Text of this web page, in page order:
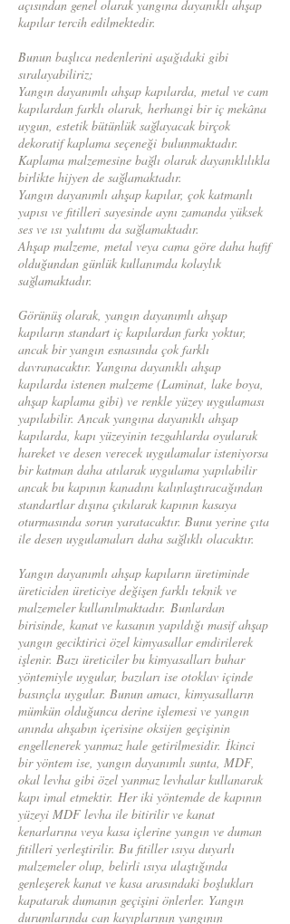
açısından genel olarak yangına dayanıklı ahşap
kapılar tercih edilmektedir.
Bunun başlıca nedenlerini aşağıdaki gibi
sıralayabiliriz;
Yangın dayanımlı ahşap kapılarda, metal ve cam
kapılardan farklı olarak, herhangi bir iç mekâna
uygun, estetik bütünlük sağlayacak birçok
dekoratif kaplama seçeneği bulunmaktadır.
Kaplama malzemesine bağlı olarak dayanıklılıkla
birlikte hijyen de sağlamaktadır.
Yangın dayanımlı ahşap kapılar, çok katmanlı
yapısı ve fitilleri sayesinde aynı zamanda yüksek
ses ve ısı yalıtımı da sağlamaktadır.
Ahşap malzeme, metal veya cama göre daha hafif
olduğundan günlük kullanımda kolaylık
sağlamaktadır.
Görünüş olarak, yangın dayanımlı ahşap
kapıların standart iç kapılardan farkı yoktur,
ancak bir yangın esnasında çok farklı
davranacaktır. Yangına dayanıklı ahşap
kapılarda istenen malzeme (Laminat, lake boya,
ahşap kaplama gibi) ve renkle yüzey uygulaması
yapılabilir. Ancak yangına dayanıklı ahşap
kapılarda, kapı yüzeyinin tezgahlarda oyularak
hareket ve desen verecek uygulamalar isteniyorsa
bir katman daha atılarak uygulama yapılabilir
ancak bu kapının kanadını kalınlaştıracağından
standartlar dışına çıkılarak kapının kasaya
oturmasında sorun yaratacaktır. Bunu yerine çıta
ile desen uygulamaları daha sağlıklı olacaktır.
Yangın dayanımlı ahşap kapıların üretiminde
üreticiden üreticiye değişen farklı teknik ve
malzemeler kullanılmaktadır. Bunlardan
birisinde, kanat ve kasanın yapıldığı masif ahşap
yangın geciktirici özel kimyasallar emdirilerek
işlenir. Bazı üreticiler bu kimyasalları buhar
yöntemiyle uygular, bazıları ise otoklav içinde
basınçla uygular. Bunun amacı, kimyasalların
mümkün olduğunca derine işlemesi ve yangın
anında ahşabın içerisine oksijen geçişinin
engellenerek yanmaz hale getirilmesidir. İkinci
bir yöntem ise, yangın dayanımlı sunta, MDF,
okal levha gibi özel yanmaz levhalar kullanarak
kapı imal etmektir. Her iki yöntemde de kapının
yüzeyi MDF levha ile bitirilir ve kanat
kenarlarına veya kasa içlerine yangın ve duman
fitilleri yerleştirilir. Bu fitiller ısıya duyarlı
malzemeler olup, belirli ısıya ulaştığında
genleşerek kanat ve kasa arasındaki boşlukları
kapatarak dumanın geçişini önlerler. Yangın
durumlarında can kayıplarının yangının